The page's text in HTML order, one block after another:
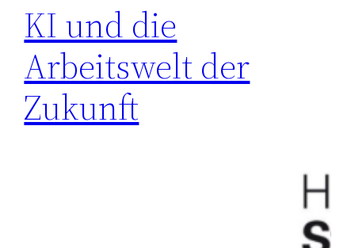
KI und die
Arbeitswelt der
Zukunft